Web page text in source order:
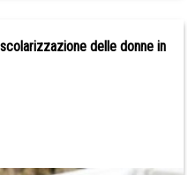
delle donne in